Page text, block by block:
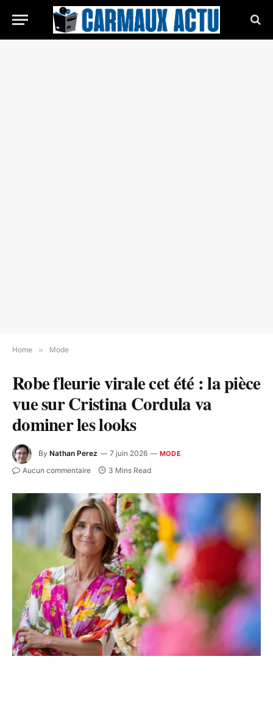
Home » Mode
Robe fleurie virale cet été : la pièce
vue sur Cristina Cordula va
dominer les looks
By Nathan Perez 7 juin 2026 MODE
Aucun commentaire 3 Mins Read